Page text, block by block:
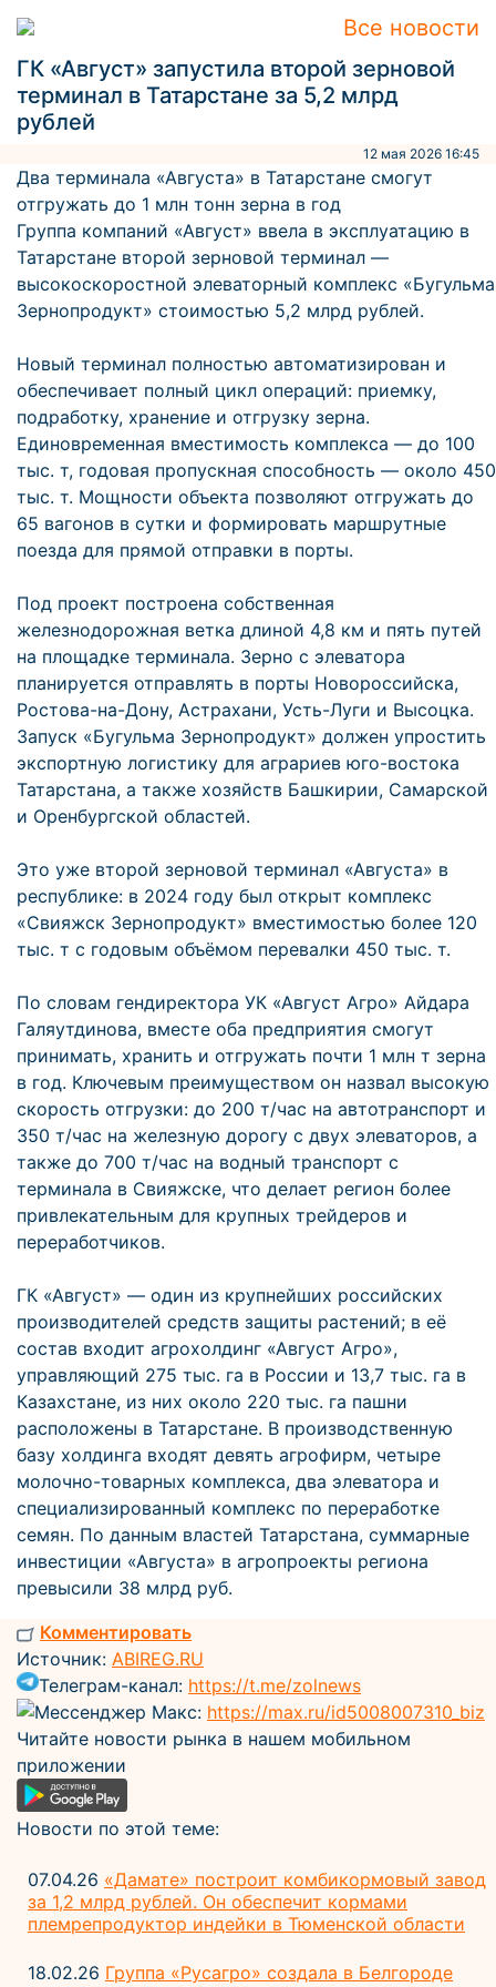
Все новости
ГК «Август» запустила второй зерновой
терминал в Татарстане за 5,2 млрд
рублей
12 мая 2026 16:45
Два терминала «Августа» в Татарстане смогут
отгружать до 1 млн тонн зерна в год
Группа компаний «Август» ввела в эксплуатацию в
Татарстане второй зерновой терминал —
высокоскоростной элеваторный комплекс «Бугульма
Зернопродукт» стоимостью 5,2 млрд рублей.
Новый терминал полностью автоматизирован и
обеспечивает полный цикл операций: приемку,
подработку, хранение и отгрузку зерна.
Единовременная вместимость комплекса — до 100
тыс. т, годовая пропускная способность — около 450
тыс. т. Мощности объекта позволяют отгружать до
65 вагонов в сутки и формировать маршрутные
поезда для прямой отправки в порты.
Под проект построена собственная
железнодорожная ветка длиной 4,8 км и пять путей
на площадке терминала. Зерно с элеватора
планируется отправлять в порты Новороссийска,
Ростова-на-Дону, Астрахани, Усть-Луги и Высоцка.
Запуск «Бугульма Зернопродукт» должен упростить
экспортную логистику для аграриев юго-востока
Татарстана, а также хозяйств Башкирии, Самарской
и Оренбургской областей.
Это уже второй зерновой терминал «Августа» в
республике: в 2024 году был открыт комплекс
«Свияжск Зернопродукт» вместимостью более 120
тыс. т с годовым объёмом перевалки 450 тыс. т.
По словам гендиректора УК «Август Агро» Айдара
Галяутдинова, вместе оба предприятия смогут
принимать, хранить и отгружать почти 1 млн т зерна
в год. Ключевым преимуществом он назвал высокую
скорость отгрузки: до 200 т/час на автотранспорт и
350 т/час на железную дорогу с двух элеваторов, а
также до 700 т/час на водный транспорт с
терминала в Свияжске, что делает регион более
привлекательным для крупных трейдеров и
переработчиков.
ГК «Август» — один из крупнейших российских
производителей средств защиты растений; в её
состав входит агрохолдинг «Август Агро»,
управляющий 275 тыс. га в России и 13,7 тыс. га в
Казахстане, из них около 220 тыс. га пашни
расположены в Татарстане. В производственную
базу холдинга входят девять агрофирм, четыре
молочно-товарных комплекса, два элеватора и
специализированный комплекс по переработке
семян. По данным властей Татарстана, суммарные
инвестиции «Августа» в агропроекты региона
превысили 38 млрд руб.
Комментировать
Источник: ABIREG.RU
Телеграм-канал: https://t.me/zolnews
Мессенджер Макс: https://max.ru/id5008007310_biz
Читайте новости рынка в нашем мобильном
приложении
Новости по этой теме:
07.04.26 «Дамате» построит комбикормовый завод
за 1,2 млрд рублей. Он обеспечит кормами
племрепродуктор индейки в Тюменской области
18.02.26 Группа «Русагро» создала в Белгороде